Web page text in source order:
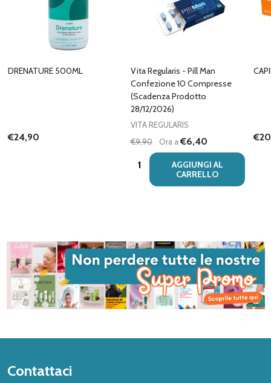
DRENATURE 500ML
€24,90
Vita Regularis - Pill Man
Confezione 10 Compresse
(Scadenza Prodotto
28/12/2026)
VITA REGULARIS
€9,90
Ora a€6,40
Quantità:
AGGIUNGI AL
CARRELLO
Inizio
Contattaci